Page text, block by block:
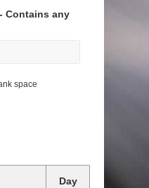
Contains any
space
Day